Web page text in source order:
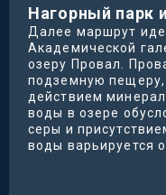
Нагорный парк
Далее маршрут
Академической
озеру Провал.
подземную
действием
воды в озере
серы и
воды варьируется